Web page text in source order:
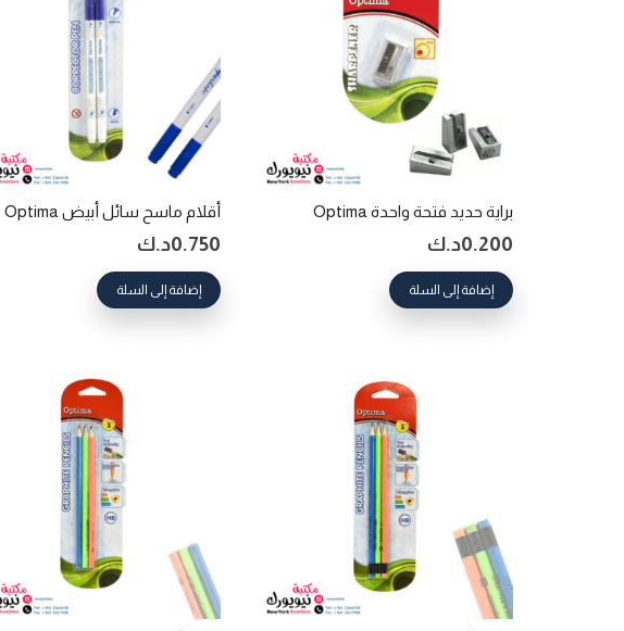
براية حديد فتحة واحدة Optima
0.200د.ك
إضافة إلى السلة
أقلام ماسح سائل أبيض Optima
0.750د.ك
إضافة إلى السلة